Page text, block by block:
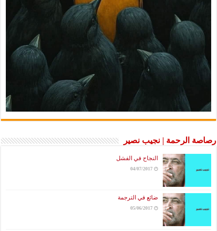
رصاصة الرحمة | نجيب نصير
النجاح في الفشل
04/07/2017
ضائع في الترجمة
05/06/2017